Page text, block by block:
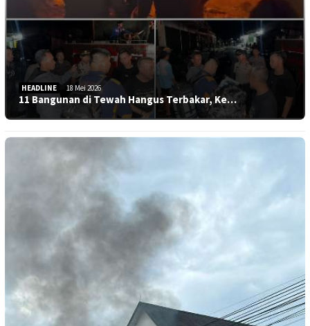
HEADLINE 18 Mei 2026
11 Bangunan di Tewah Hangus Terbakar, Ke…